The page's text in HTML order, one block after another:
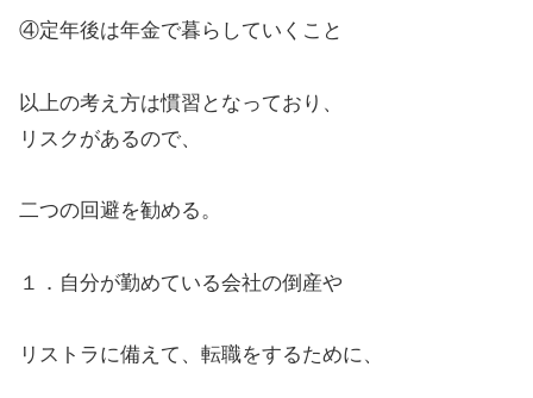
④定年後は年金で暮らしていくこと
以上の考え方は慣習となっており、
リスクがあるので、
二つの回避を勧める。
１．自分が勤めている会社の倒産や
リストラに備えて、転職をするために、